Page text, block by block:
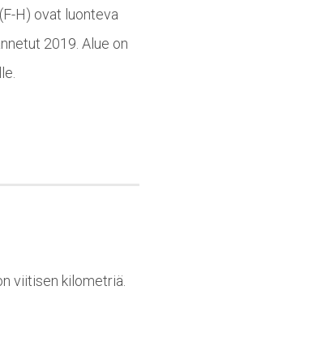
H) ovat luonteva
2019. Alue on
viitisen kilometriä.